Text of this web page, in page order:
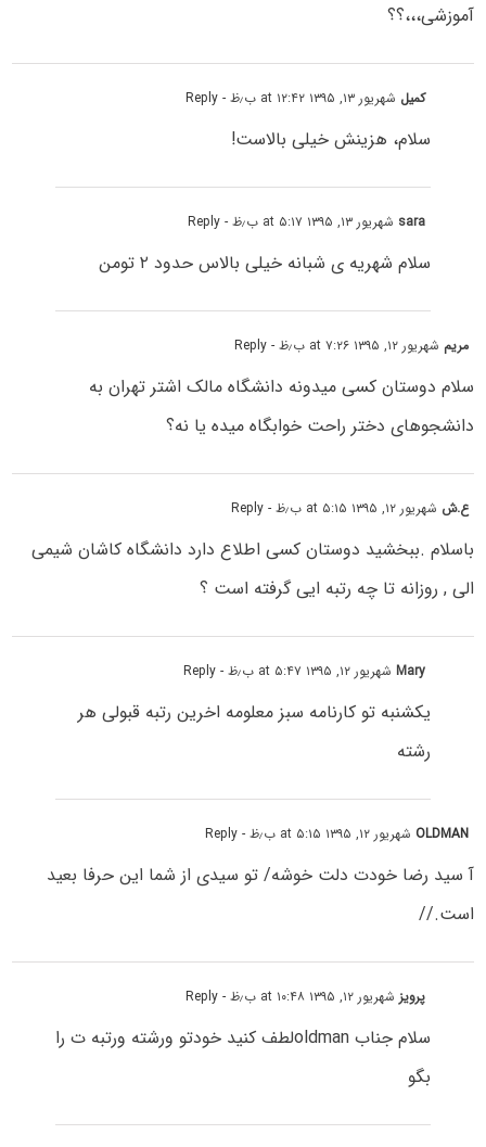
آموزشی،،،؟؟
کمیل شهریور ۱۳, ۱۳۹۵ at ۱۲:۴۲ ب٫ظ - Reply
سلام، هزینش خیلی بالاست!
sara شهریور ۱۳, ۱۳۹۵ at ۵:۱۷ ب٫ظ - Reply
سلام شهریه ی شبانه خیلی بالاس حدود ۲ تومن
مریم شهریور ۱۲, ۱۳۹۵ at ۷:۲۶ ب٫ظ - Reply
سلام دوستان کسی میدونه دانشگاه مالک اشتر تهران به
دانشجوهای دختر راحت خوابگاه میده یا نه؟
ع.ش شهریور ۱۲, ۱۳۹۵ at ۵:۱۵ ب٫ظ - Reply
باسلام .ببخشید دوستان کسی اطلاع دارد دانشگاه کاشان شیمی
الی , روزانه تا چه رتبه ایی گرفته است ؟
Maryشهریور ۱۲, ۱۳۹۵ at ۵:۴۷ ب٫ظ - Reply
یکشنبه تو کارنامه سبز معلومه اخرین رتبه قبولی هر
رشته
OLDMANشهریور ۱۲, ۱۳۹۵ at ۵:۱۵ ب٫ظ - Reply
آ سید رضا خودت دلت خوشه/ تو سیدی از شما این حرفا بعید
است.//
پرویز شهریور ۱۲, ۱۳۹۵ at ۱۰:۴۸ ب٫ظ - Reply
سلام جناب oldmanلطف کنید خودتو ورشته ورتبه ت را
بگو